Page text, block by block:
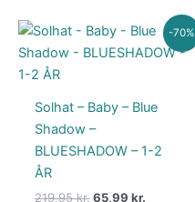
-70%
Solhat – Baby – Blue
Shadow –
BLUESHADOW – 1-2
ÅR
219,95kr.
Den
oprindelige
pris
65,99 kr.
Den
aktuelle
pris